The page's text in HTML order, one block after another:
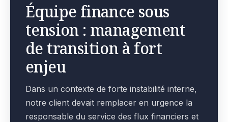
Équipe finance sous
tension : management
de transition à fort
enjeu
Dans un contexte de forte instabilité interne,
notre client devait remplacer en urgence la
responsable du service des flux financiers et